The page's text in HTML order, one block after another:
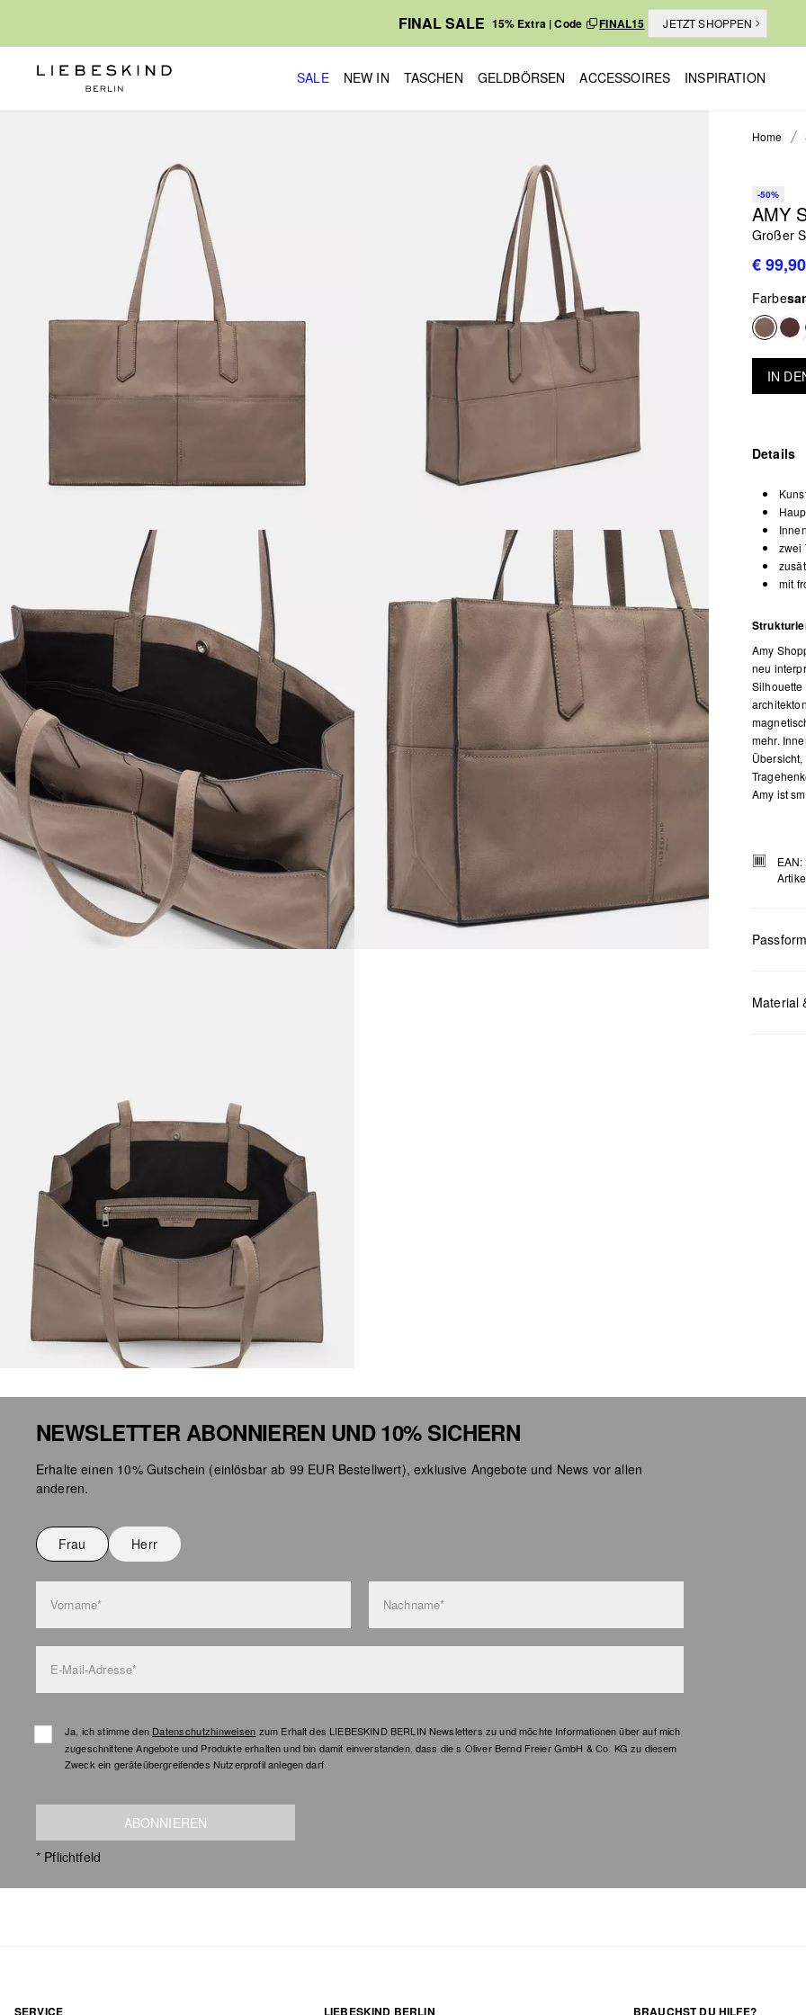
FINAL SALE 15% Extra | Code FINAL15 JETZT SHOPPEN
SALE NEW IN TASCHEN GELDBÖRSEN ACCESSOIRES INSPIRATION
Home
-50%
AMY
Großer
€ 99,90
Farbe
IN
Details
zwei
mit
Amy
neu
Silhouette
mehr.
Amy ist
Passform
Material
NEWSLETTER ABONNIEREN UND 10% SICHERN
Erhalte einen 10% Gutschein (einlösbar ab 99 EUR Bestellwert), exklusive Angebote und News vor allen
anderen.
Frau Herr
Vorname* Nachname*
E-Mail-Adresse*
Ja, ich stimme den Datenschutzhinweisen zum Erhalt des LIEBESKIND BERLIN Newsletters zu und möchte Informationen über auf mich
zugeschnittene Angebote und Produkte erhalten und bin damit einverstanden, dass die s.Oliver Bernd Freier GmbH & Co. KG zu diesem
Zweck ein geräteübergreifendes Nutzerprofil anlegen darf.
ABONNIEREN
* Pflichtfeld
SERVICE LIEBESKIND BERLIN BRAUCHST DU HILFE?